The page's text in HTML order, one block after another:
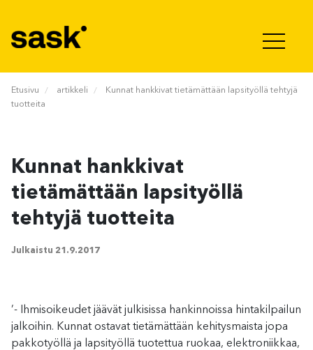
Etusivu artikkeli
Kunnat hankkivat tietämättään lapsityöllä tehtyjä
tuotteita
Kunnat hankkivat
tietämättään lapsityöllä
tehtyjä tuotteita
Julkaistu 21.9.2017
’- Ihmisoikeudet jäävät julkisissa hankinnoissa hintakilpailun
jalkoihin. Kunnat ostavat tietämättään kehitysmaista jopa
pakkotyöllä ja lapsityöllä tuotettua ruokaa, elektroniikkaa,